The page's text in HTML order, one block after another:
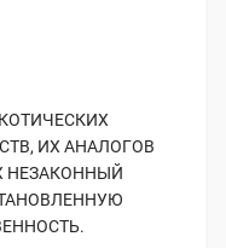
ИХ АНАЛОГОВ
НЕЗАКОННЫЙ